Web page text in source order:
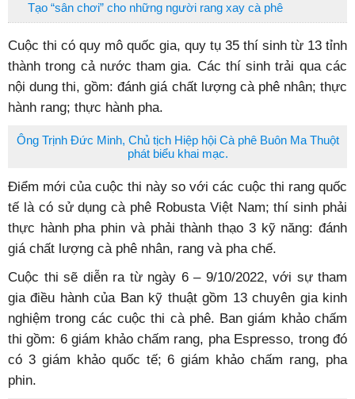
Tạo “sân chơi” cho những người rang xay cà phê
Cuộc thi có quy mô quốc gia, quy tụ 35 thí sinh từ 13 tỉnh
thành trong cả nước tham gia. Các thí sinh trải qua các
nội dung thi, gồm: đánh giá chất lượng cà phê nhân; thực
hành rang; thực hành pha.
Ông Trịnh Đức Minh, Chủ tịch Hiệp hội Cà phê Buôn Ma Thuột
phát biểu khai mạc.
Điểm mới của cuộc thi này so với các cuộc thi rang quốc
tế là có sử dụng cà phê Robusta Việt Nam; thí sinh phải
thực hành pha phin và phải thành thạo 3 kỹ năng: đánh
giá chất lượng cà phê nhân, rang và pha chế.
Cuộc thi sẽ diễn ra từ ngày 6 – 9/10/2022, với sự tham
gia điều hành của Ban kỹ thuật gồm 13 chuyên gia kinh
nghiệm trong các cuộc thi cà phê. Ban giám khảo chấm
thi gồm: 6 giám khảo chấm rang, pha Espresso, trong đó
có 3 giám khảo quốc tế; 6 giám khảo chấm rang, pha
phin.